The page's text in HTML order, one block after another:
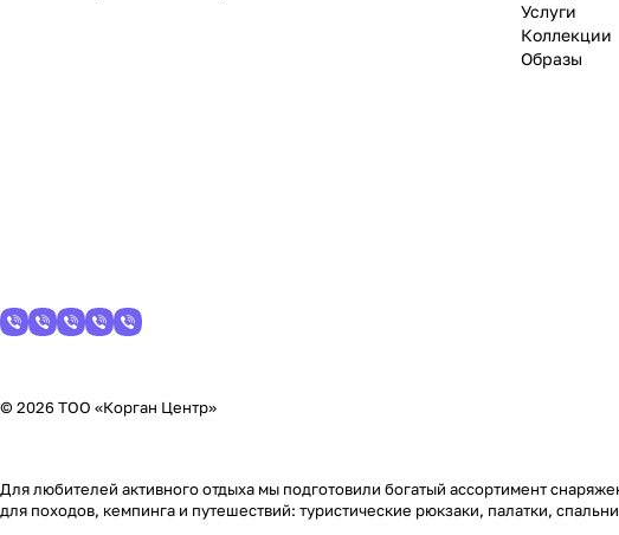
Услуги
Коллекции
Образы
© 2026 ТОО «Корган Центр»
Для любителей активного отдыха мы подготовили богатый ассортимент
для походов, кемпинга и путешествий: туристические рюкзаки, палатки,